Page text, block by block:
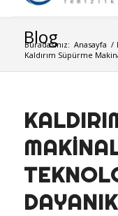
Blog
Buradasınız: Anasayfa /
Kaldırım Süpürme